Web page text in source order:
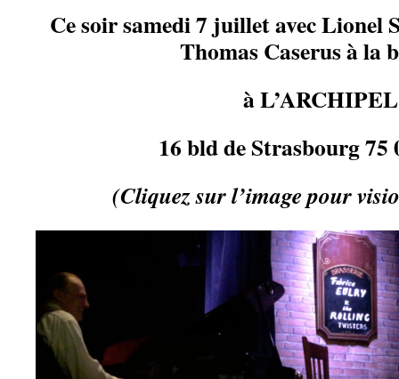
Ce soir samedi 7 juillet avec Lionel
Thomas Caserus à la
à L’ARCHIPEL
16 bld de Strasbourg 75
(Cliquez sur l’image pour